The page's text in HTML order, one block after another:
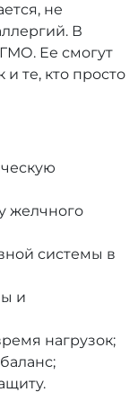
не
В
Ее смогут
и те, кто просто
желчного
системы в
и
нагрузок;